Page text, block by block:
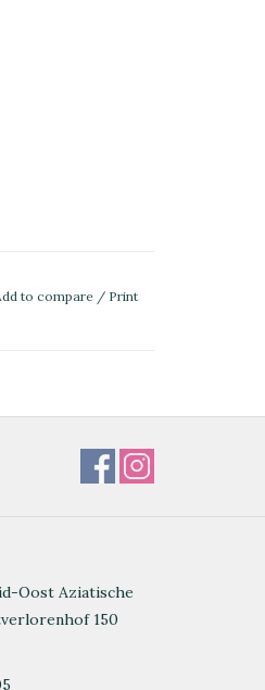
to compare / Print
Oost Aziatische
150